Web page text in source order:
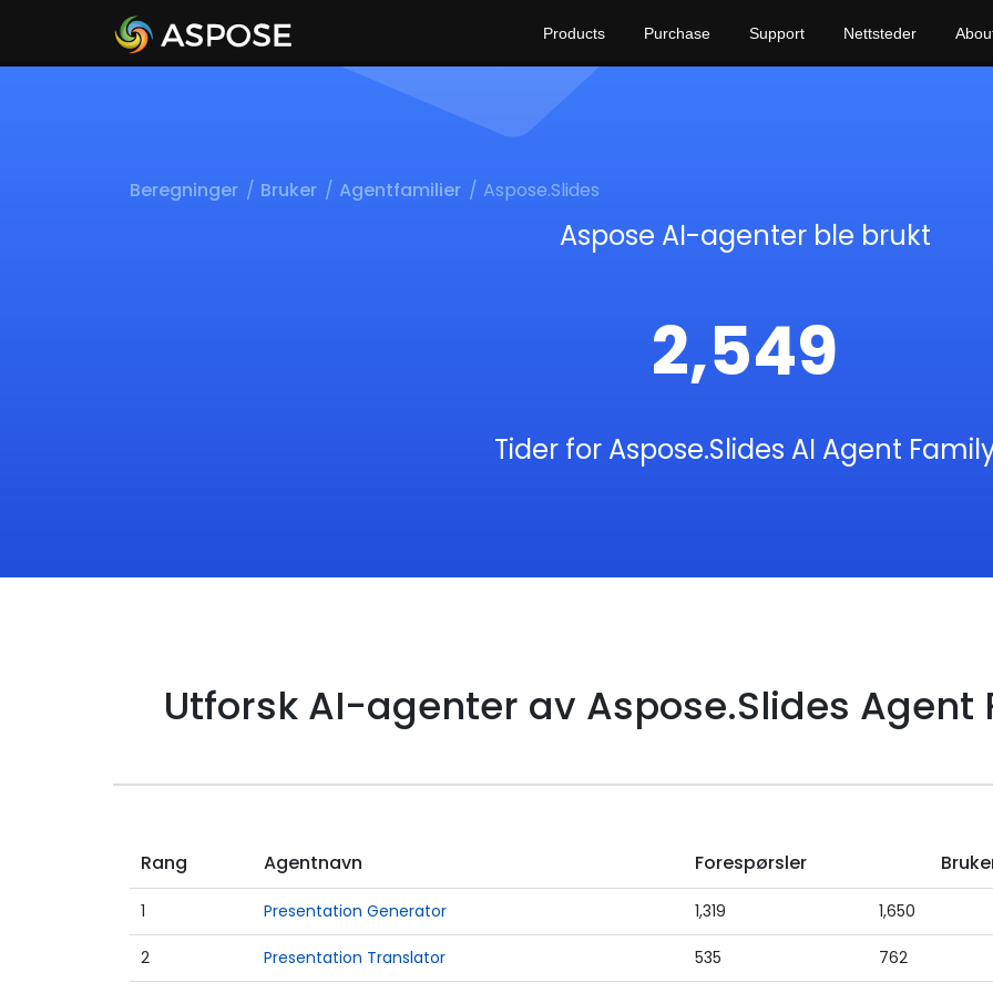
Products Purchase Support Nettsteder
Beregninger Bruker Agentfamilier Aspose.Slides
Aspose AI-agenter ble brukt
2,549
Tider for Aspose.Slides AI Agent
Utforsk AI-agenter av Aspose.Slides Agent
Rang Agentnavn Forespørsler
1 Presentation Generator 1,319 1,650
2 Presentation Translator 535 762